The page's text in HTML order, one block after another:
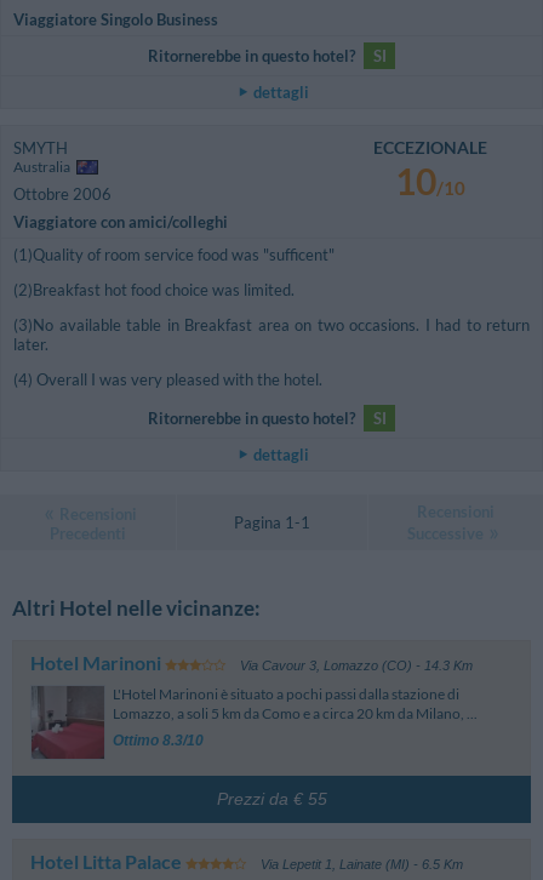
Viaggiatore Singolo Business
Ritornerebbe in questo hotel?
SI
dettagli
SMYTH
Australia
Ottobre 2006
Viaggiatore con amici/colleghi
ECCEZIONALE
10/10
(1)Quality of room service food was "sufficent"
(2)Breakfast hot food choice was limited.
(3)No available table in Breakfast area on two occasions. I had to return
later.
(4) Overall I was very pleased with the hotel.
Ritornerebbe in questo hotel?
SI
dettagli
Pagina 1-1
Altri Hotel nelle vicinanze:
Hotel Marinoni Via Cavour 3, Lomazzo (CO) - 14.3 Km
L'Hotel Marinoni è situato a pochi passi dalla stazione di
Lomazzo, a soli 5 km da Como e a circa 20 km da Milano, ...
Ottimo 8.3/10
Prezzi da € 55
Hotel Litta Palace Via Lepetit 1, Lainate (MI) - 6.5 Km